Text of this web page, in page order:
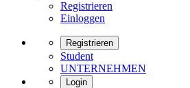
Registrieren
Einloggen
Registrieren
Student
UNTERNEHMEN
Login